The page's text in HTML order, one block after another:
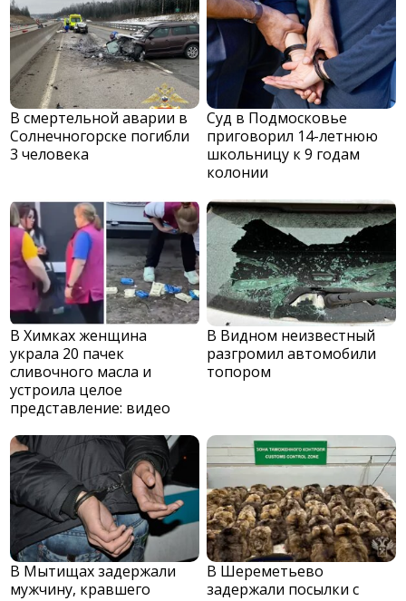
В смертельной аварии в
Солнечногорске погибли
3 человека
Суд в Подмосковье
приговорил 14-летнюю
школьницу к 9 годам
колонии
В Химках женщина
украла 20 пачек
сливочного масла и
устроила целое
представление: видео
В Видном неизвестный
разгромил автомобили
топором
В Мытищах задержали
мужчину, кравшего
В Шереметьево
задержали посылки с